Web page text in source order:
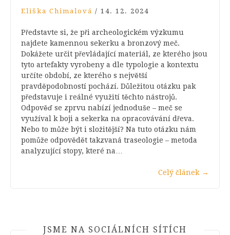
Eliška Chimalová / 14. 12. 2024
Představte si, že při archeologickém výzkumu
najdete kamennou sekerku a bronzový meč.
Dokážete určit převládající materiál, ze kterého jsou
tyto artefakty vyrobeny a dle typologie a kontextu
určíte období, ze kterého s největší
pravděpodobností pochází. Důležitou otázku pak
představuje i reálné využití těchto nástrojů.
Odpověď se zprvu nabízí jednoduše – meč se
využíval k boji a sekerka na opracovávání dřeva.
Nebo to může být i složitější? Na tuto otázku nám
pomůže odpovědět takzvaná traseologie – metoda
analyzující stopy, které na…
Celý článek →
JSME NA SOCIÁLNÍCH SÍTÍCH